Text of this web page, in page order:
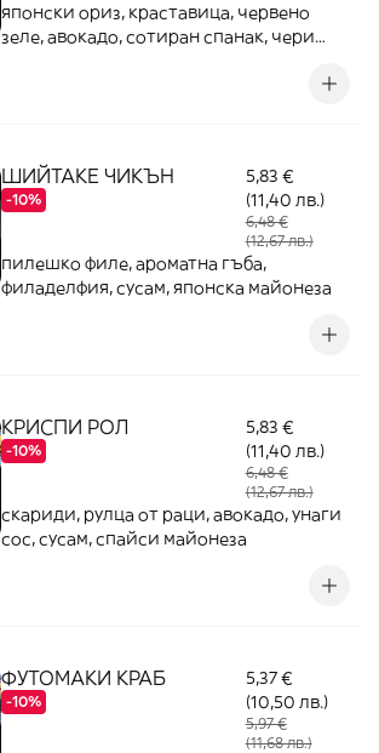
японски ориз, краставица, червено
зеле, авокадо, сотиран спанак, чери
ШИЙТАКЕ ЧИКЪН
-10%
5,83 €
(11,40 лв.)
6,48 €
(12,67 лв.)
пилешко филе, ароматна гъба,
филаделфия, сусам, японска майонеза
КРИСПИ РОЛ
-10%
5,83 €
(11,40 лв.)
6,48 €
(12,67 лв.)
скариди, рулца от раци, авокадо, унаги
сос, сусам, спайси майонеза
ФУТОМАКИ КРАБ
-10%
5,37 €
(10,50 лв.)
5,97 €
(11,68 лв.)